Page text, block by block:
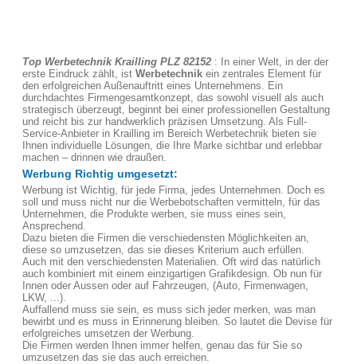
Top Werbetechnik Krailling PLZ 82152 : In einer Welt, in der der
erste Eindruck zählt, ist Werbetechnik ein zentrales Element für
den erfolgreichen Außenauftritt eines Unternehmens. Ein
durchdachtes Firmengesamtkonzept, das sowohl visuell als auch
strategisch überzeugt, beginnt bei einer professionellen Gestaltung
und reicht bis zur handwerklich präzisen Umsetzung. Als Full-
Service-Anbieter in Krailling im Bereich Werbetechnik bieten sie
Ihnen individuelle Lösungen, die Ihre Marke sichtbar und erlebbar
machen – drinnen wie draußen.
Werbung Richtig umgesetzt:
Werbung ist Wichtig, für jede Firma, jedes Unternehmen. Doch es
soll und muss nicht nur die Werbebotschaften vermitteln, für das
Unternehmen, die Produkte werben, sie muss eines sein,
Ansprechend.
Dazu bieten die Firmen die verschiedensten Möglichkeiten an,
diese so umzusetzen, das sie dieses Kriterium auch erfüllen.
Auch mit den verschiedensten Materialien. Oft wird das natürlich
auch kombiniert mit einem einzigartigen Grafikdesign. Ob nun für
Innen oder Aussen oder auf Fahrzeugen, (Auto, Firmenwagen,
LKW, ...).
Auffallend muss sie sein, es muss sich jeder merken, was man
bewirbt und es muss in Erinnerung bleiben. So lautet die Devise für
erfolgreiches umsetzen der Werbung.
Die Firmen werden Ihnen immer helfen, genau das für Sie so
umzusetzen das sie das auch erreichen.